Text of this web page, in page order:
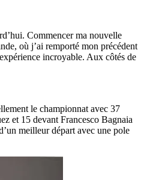
Commencer ma nouvelle
où j’ai remporté mon précédent
incroyable. Aux côtés de
le championnat avec 37
et 15 devant Francesco Bagnaia
meilleur départ avec une pole